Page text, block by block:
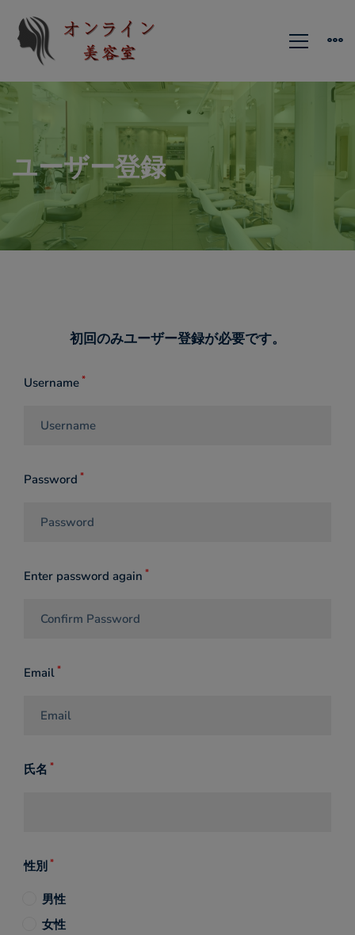
ユーザー登録
ー
初回のみユーザー登録が必要です。
Username *
Password *
Enter password again *
Email *
氏名 *
性別 *
男性
女性